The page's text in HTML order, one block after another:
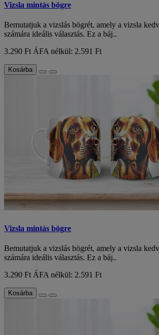
Vizsla mintás bögre
Bemutatjuk a vizslás bögrét, amely a vizsla
számára ideális választás. Ez a báj..
3.290 Ft ÁFA nélkül: 2.591 Ft
Kosárba
Vizsla mintás bögre
Bemutatjuk a vizslás bögrét, amely a vizsla
számára ideális választás. Ez a báj..
3.290 Ft ÁFA nélkül: 2.591 Ft
Kosárba